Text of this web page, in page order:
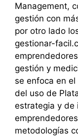
Management,
gestión con
por otro lado
gestionar-
gestión y
se enfoca en
del uso de
estrategia y de
metodologías